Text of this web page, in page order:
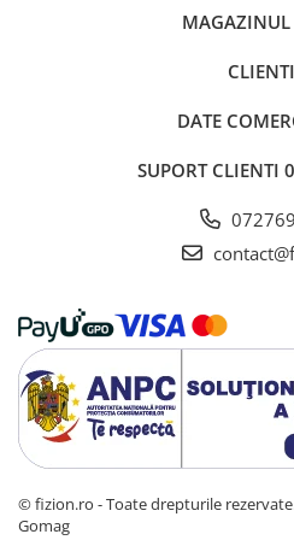
MAGAZINUL
CLIENTI
DATE
SUPORT CLIENTI
© fizion.ro - Toate drepturile
Gomag